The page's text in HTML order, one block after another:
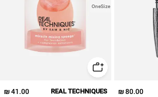
80.00 ₪
OneSize
41.00 ₪ REAL TECHNIQUES